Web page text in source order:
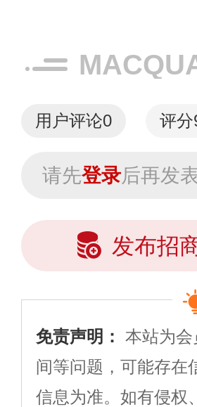
用户评论0 评分
请先登录后再发
发布招
免责声明： 本站为
间等问题，可能存在
信息为准。如有侵权